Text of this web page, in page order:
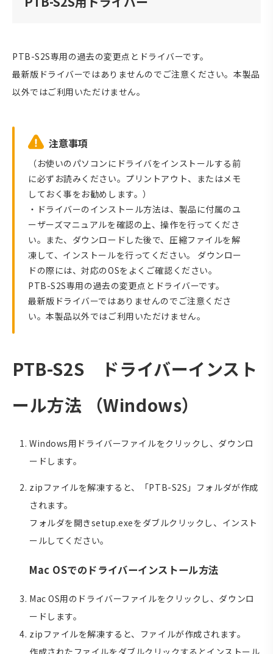
PTB-S2S専用の過去の変更点とドライバーです。
最新版ドライバーではありませんのでご注意ください。本製品
以外ではご利用いただけません。
注意事項
（お使いのパソコンにドライバをインストールする前
に必ずお読みください。プリントアウト、またはメモ
しておく事をお勧めします。）
・ドライバーのインストール方法は、製品に付属のユ
ーザーズマニュアルを確認の上、操作を行ってくださ
い。また、ダウンロードした後で、圧縮ファイルを解
凍して、インストールを行ってください。 ダウンロー
ドの際には、対応のOSをよくご確認ください。
PTB-S2S専用の過去の変更点とドライバーです。
最新版ドライバーではありませんのでご注意くださ
い。本製品以外ではご利用いただけません。
PTB-S2S ドライバーインスト
ール方法 （Windows）
Windows用ドライバーファイルをクリックし、ダウンロ
ードします。
zipファイルを解凍すると、「PTB-S2S」フォルダが作成
されます。
フォルダを開きsetup.exeをダブルクリックし、インスト
ールしてください。
Mac OSでのドライバーインストール方法
Mac OS用のドライバーファイルをクリックし、ダウンロ
ードします。
zipファイルを解凍すると、ファイルが作成されます。